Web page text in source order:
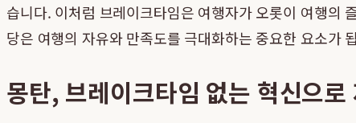
습니다. 이처럼 브레이크타임은 여행자가 오롯이 여행의
당은 여행의 자유와 만족도를 극대화하는 중요한 요소가
몽탄, 브레이크타임 없는 혁신으